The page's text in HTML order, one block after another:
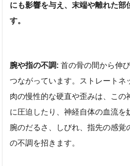
にも影響を与え、末端や離れた部
す。
腕や指の不調: 首の骨の間から伸
つながっています。ストレートネ
肉の慢性的な硬直や歪みは、この
に圧迫したり、神経自体の血流を
腕のだるさ、しびれ、指先の感覚
の不調を招きます。